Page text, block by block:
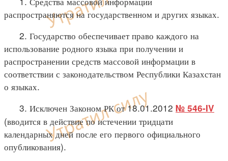
распространяются на государственном и других языках.
2. Государство обеспечивает право каждого на
использование родного языка при получении и
распространении средств массовой информации в
соответствии с законодательством Республики Казахстан
о языках.
3. Исключен Законом РК от 18.01.2012 № 546-IV
(вводится в действие по истечении тридцати
календарных дней после его первого официального
опубликования).